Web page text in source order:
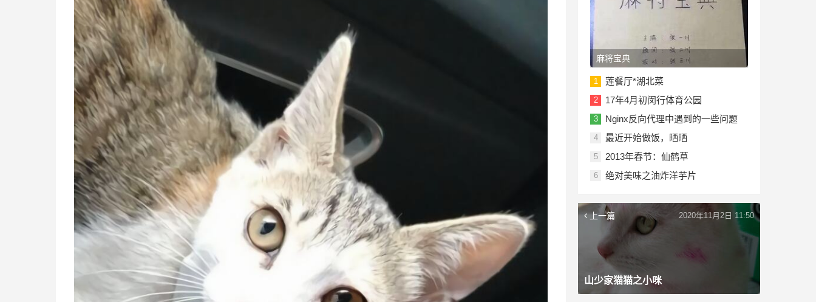
麻将宝典
1 莲餐厅*湖北菜
2 17年4月初闵行体育公园
3 Nginx反向代理中遇到的一些问题
4 最近开始做饭，晒晒
5 2013年春节：仙鹤草
6 绝对美味之油炸洋芋片
上一篇
山少家猫猫之小咪
2020年11月2日 11:50